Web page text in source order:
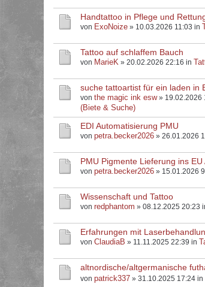
Handtattoo in Pflege und
von ExoNoize » 10.03.2026 11:03 in
Tattoo auf schlaffem Bauch
von MarieK » 20.02.2026 22:16 in
suche tattoartist für ein laden in
von the magic ink esw» 19.02.2026
(Biete & Suche)
EDI Automatisierung PMU
von petra.becker2026 » 26.01.2026
PMU Pigmente Lieferung ins EU
von petra.becker2026 » 15.01.2026
Wissenschaft und Tattoo
von redphantom » 08.12.2025 20:23
Erfahrungen mit
von ClaudiaB » 11.11.2025 22:39 in
altnordische/altgermanische
von patrick337 » 31.10.2025 17:24 in